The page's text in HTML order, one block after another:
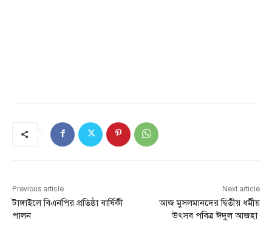
Previous article
টাঙ্গাইলে বিএনপির প্রতিষ্ঠা বার্ষিকী
পালন
Next article
আজ মুসলমানদের দ্বিতীয় ধর্মীয়
উৎসব পবিত্র ঈদুল আজহা